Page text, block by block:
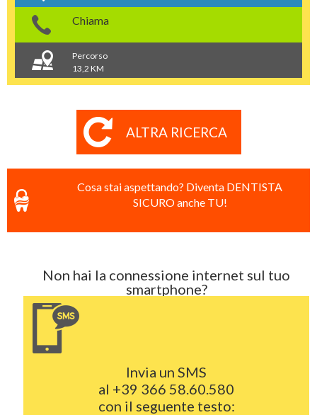
Chiama
Percorso
13,2 KM
ALTRA RICERCA
Cosa stai aspettando? Diventa DENTISTA
SICURO anche TU!
Non hai la connessione internet sul tuo
smartphone?
Invia un SMS
al +39 366 58.60.580
con il seguente testo: